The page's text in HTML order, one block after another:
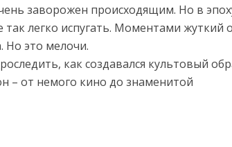
заворожен происходящим. Но в
легко испугать. Моментами жуткий
Но это мелочи.
как создавался культовый
– от немого кино до знаменитой